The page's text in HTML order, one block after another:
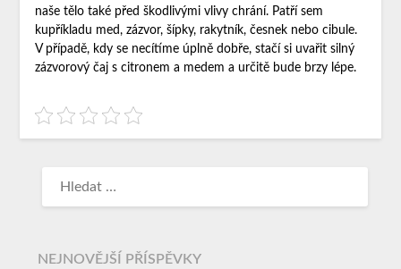
naše tělo také před škodlivými vlivy chrání. Patří sem
kupříkladu med, zázvor, šípky, rakytník, česnek nebo cibule.
V případě, kdy se necítíme úplně dobře, stačí si uvařit silný
zázvorový čaj s citronem a medem a určitě bude brzy lépe.
NEJNOVĚJŠÍ PŘÍSPĚVKY